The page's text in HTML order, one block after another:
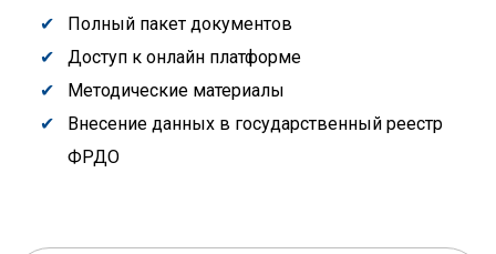
Полный пакет документов
Доступ к онлайн платформе
Методические материалы
Внесение данных в государственный реестр
ФРДО